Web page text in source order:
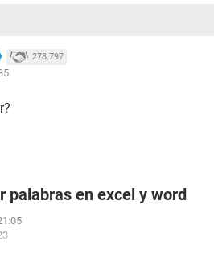
278.797
palabras en excel y word